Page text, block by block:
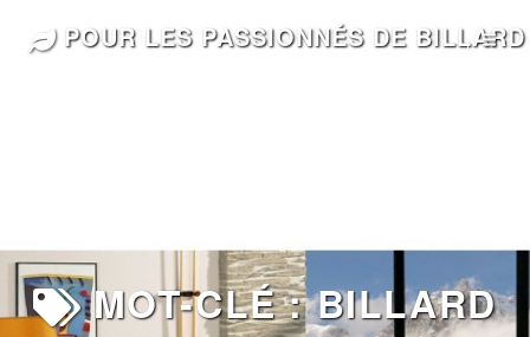
POUR LES PASSIONNÉS DE BILLARD
MOT-CLÉ : BILLARD